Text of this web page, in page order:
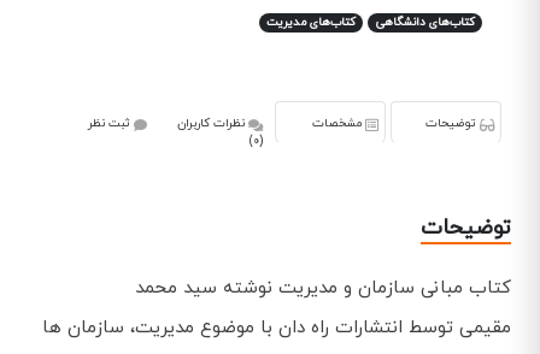
کتاب‌های دانشگاهی کتاب‌های مدیریت
توضیحات مشخصات
نظرات کاربران
(0)
ثبت نظر
توضیحات
کتاب مبانی سازمان و مدیریت نوشته سید محمد
مقیمی توسط انتشارات راه دان با موضوع مدیریت، سازمان ها